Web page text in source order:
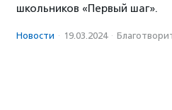
школьников «Первый шаг».
Новости · 19.03.2024 ·